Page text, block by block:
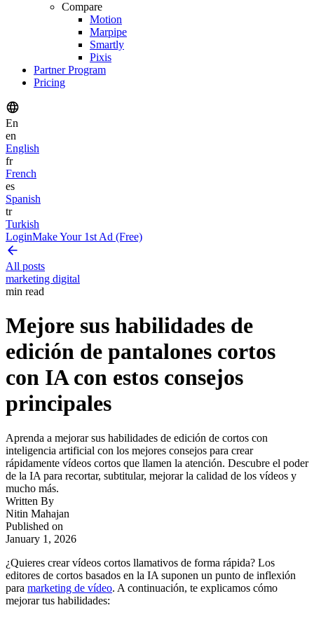
Compare
Motion
Marpipe
Smartly
Pixis
Partner Program
Pricing
En
en
English
fr
French
es
Spanish
tr
Turkish
LoginMake Your 1st Ad (Free)
All posts
marketing digital
min read
Mejore sus habilidades de
edición de pantalones cortos
con IA con estos consejos
principales
Aprenda a mejorar sus habilidades de edición de cortos con
inteligencia artificial con los mejores consejos para crear
rápidamente vídeos cortos que llamen la atención. Descubre el poder
de la IA para recortar, subtitular, mejorar la calidad de los vídeos y
mucho más.
Written By
Nitin Mahajan
Published on
January 1, 2026
¿Quieres crear vídeos cortos llamativos de forma rápida? Los
editores de cortos basados en la IA suponen un punto de inflexión
para marketing de vídeo. A continuación, te explicamos cómo
mejorar tus habilidades: